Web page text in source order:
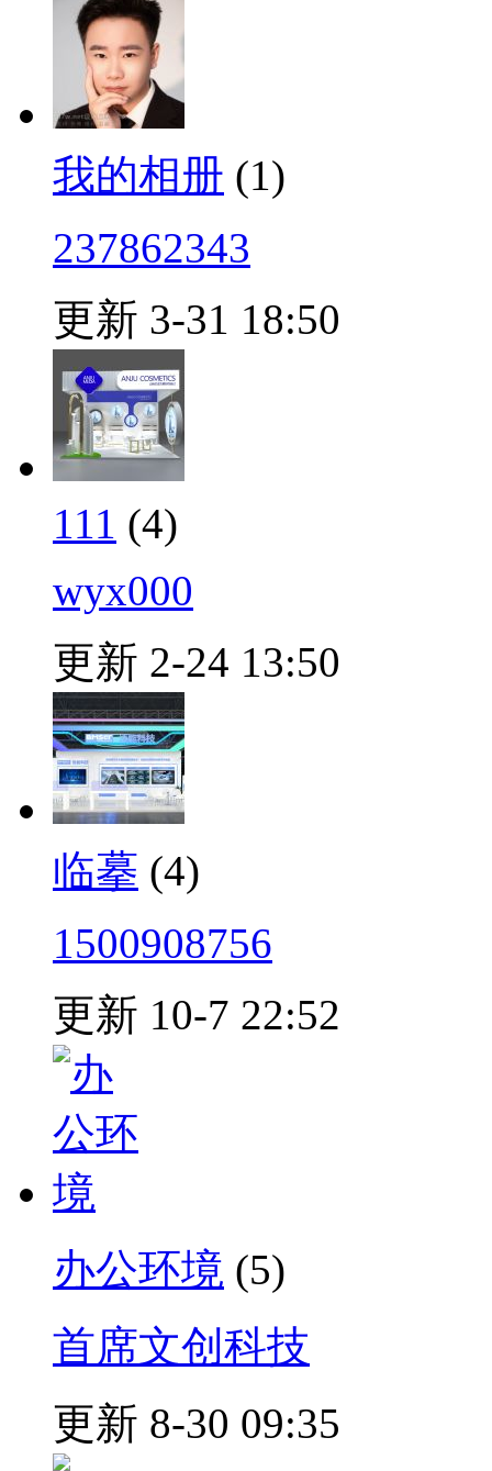
我的相册 (1)
237862343
更新 3-31 18:50
111 (4)
wyx000
更新 2-24 13:50
临摹 (4)
1500908756
更新 10-7 22:52
办公环境 (5)
首席文创科技
更新 8-30 09:35